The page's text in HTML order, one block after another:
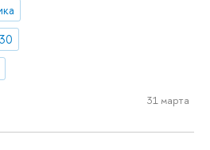
31 марта